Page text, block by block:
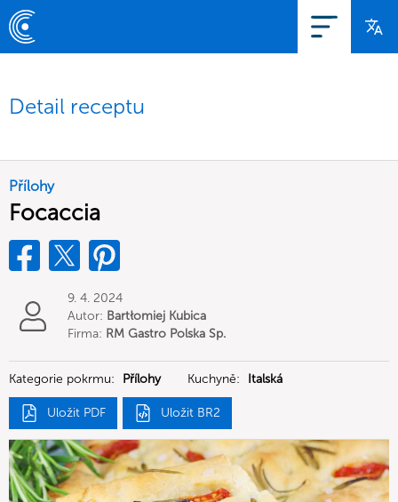
Detail receptu
Přílohy
Focaccia
9. 4. 2024
Autor: Bartłomiej Kubica
Firma: RM Gastro Polska Sp.
Kategorie pokrmu:
Přílohy Kuchyně: Italská
Uložit PDF Uložit BR2